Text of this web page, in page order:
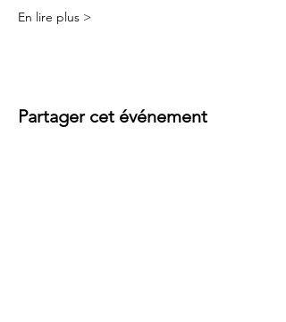
En lire plus >
Partager cet événement